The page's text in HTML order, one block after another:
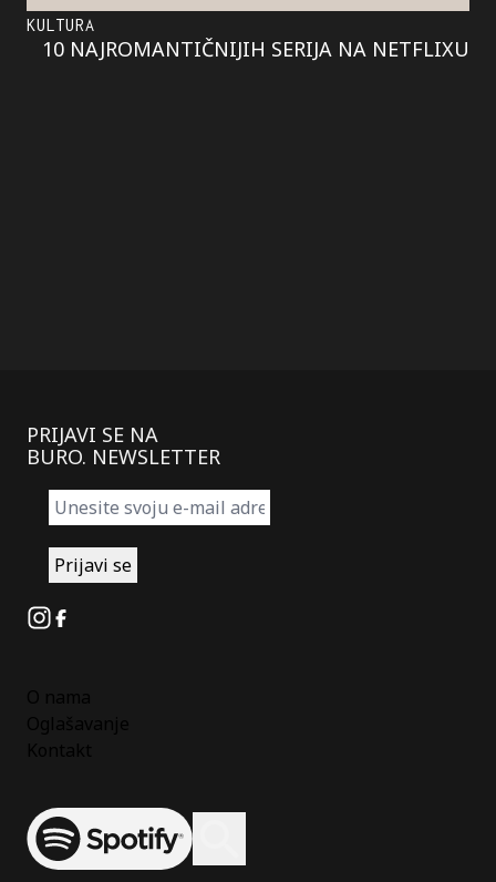
KULTURA
10 NAJROMANTIČNIJIH SERIJA NA NETFLIXU
PRIJAVI SE NA
BURO. NEWSLETTER
Instagram
Facebook
Spotify